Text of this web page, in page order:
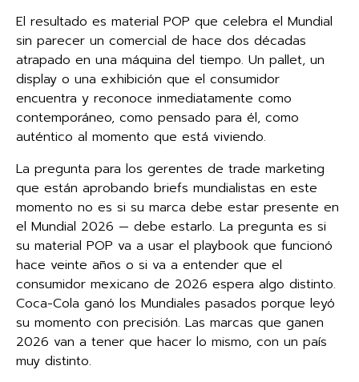
El resultado es material POP que celebra el Mundial
sin parecer un comercial de hace dos décadas
atrapado en una máquina del tiempo. Un pallet, un
display o una exhibición que el consumidor
encuentra y reconoce inmediatamente como
contemporáneo, como pensado para él, como
auténtico al momento que está viviendo.
La pregunta para los gerentes de trade marketing
que están aprobando briefs mundialistas en este
momento no es si su marca debe estar presente en
el Mundial 2026 — debe estarlo. La pregunta es si
su material POP va a usar el playbook que funcionó
hace veinte años o si va a entender que el
consumidor mexicano de 2026 espera algo distinto.
Coca-Cola ganó los Mundiales pasados porque leyó
su momento con precisión. Las marcas que ganen
2026 van a tener que hacer lo mismo, con un país
muy distinto.